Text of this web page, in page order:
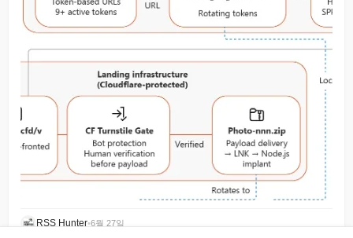
RSS Hunter•6월 27일